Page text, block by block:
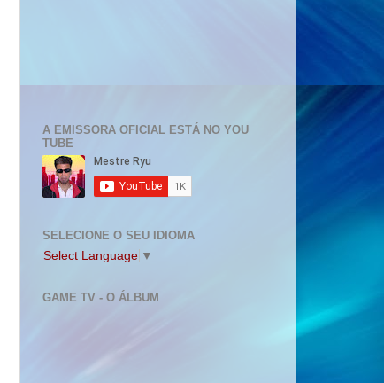
A EMISSORA OFICIAL ESTÁ NO YOU
TUBE
SELECIONE O SEU IDIOMA
Select Language ▼
GAME TV - O ÁLBUM